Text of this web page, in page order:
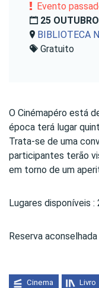
Evento
25
BIBLIOTECA
Gratuito
O Cinémapéro está
época terá lugar
Trata-se de uma
participantes terão
em torno de um
Lugares disponíveis :
Reserva
Cinema Livro